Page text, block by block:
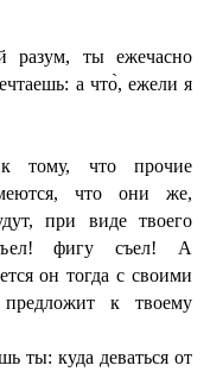
разум, ты ежечасно
а что̀, ежели я
тому, что прочие
что они же,
при виде твоего
фигу съел! А
он тогда с своими
к твоему
ты: куда деваться от